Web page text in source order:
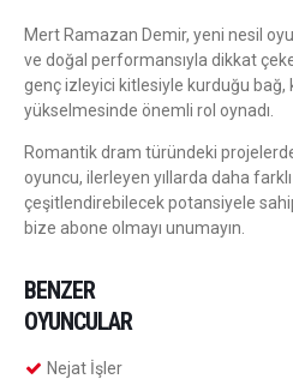
Mert Ramazan Demir, yeni nesil
ve doğal performansıyla dikkat
genç izleyici kitlesiyle kurduğu bağ,
yükselmesinde önemli rol oynadı.
Romantik dram türündeki
oyuncu, ilerleyen yıllarda daha
çeşitlendirebilecek potansiyele
bize abone olmayı unumayın.
BENZER
OYUNCULAR
Nejat İşler